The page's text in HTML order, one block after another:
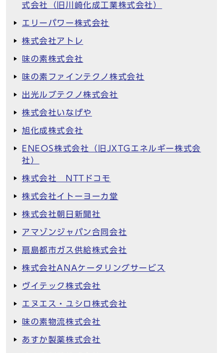
式会社（旧川崎化成工業株式会社）
エリーパワー株式会社
株式会社アトレ
味の素株式会社
味の素ファインテクノ株式会社
出光ルブテクノ株式会社
株式会社いなげや
旭化成株式会社
ENEOS株式会社（旧JXTGエネルギー株式会
社）
株式会社 NTTドコモ
株式会社イトーヨーカ堂
株式会社朝日新聞社
アマゾンジャパン合同会社
扇島都市ガス供給株式会社
株式会社ANAケータリングサービス
ヴイテック株式会社
エヌエス・ユシロ株式会社
味の素物流株式会社
あすか製薬株式会社